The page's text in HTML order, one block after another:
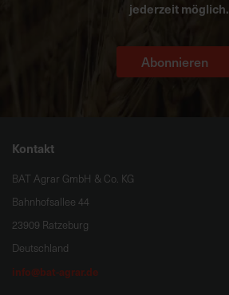
jederzeit möglich.
Abonnieren
Kontakt
BAT Agrar GmbH & Co. KG
Bahnhofsallee 44
23909 Ratzeburg
Deutschland
info@bat-agrar.de